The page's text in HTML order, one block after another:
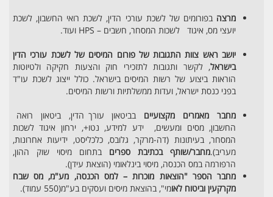
מרצה בפורומים של לשכת עורכי הדין, לשכת רואי החשבון, לשכת
יועצי מס, איגוד לשכות המסחר, חשבים – HPS ועוד.
יושב ראש צוות התגובות של פורום המיסים של לשכת עורכי הדין
בישראל, לקשר ותגובות לתזכירי חוק והצעות חקיקה ולטיוטות
הוראות ביצוע של רשות המיסים בישראל. כולל ייצוג לשכת עו"ד
בפני כנסת ישראל, ועדות ממשלתיות ורשות המיסים.
מחבר מאמרים מקצועיים בביטאון עורך הדין, ביטאון רואה
החשבון, מסים ומעשים, ידע למידע, נטו+, ירחון איגוד לשכות
המסחר, בעיתונות (דה-מרקר, גלובס, כלכליסט, ידיעות אחרונות,
מעריב).מחבר/שותף בכתיבת ספרים בתחום מיסוי שוק ההון,
הרפורמה במס הכנסה, מיסוי בינלאומי (הוצאת עידן).
מחבר הספר "הוצאות מוכרות – למס הכנסה, מע"מ, מס שבח
מקרקעין וביטוח לאומי", בהוצאת מיסים ועסקים בע"מ(550 עמוד).